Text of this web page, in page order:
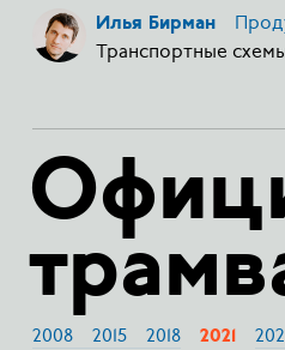
Илья Бирман
Транспортные
2008 2015 2018 2021